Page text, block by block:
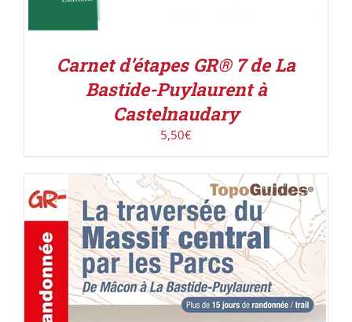
Carnet d’étapes GR® 7 de La
Bastide-Puylaurent à
Castelnaudary
5,50€